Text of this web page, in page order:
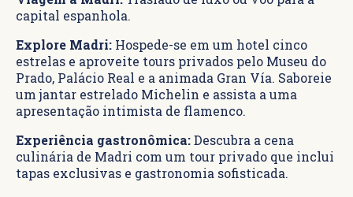
capital espanhola.
Explore Madri: Hospede-se em um hotel cinco
estrelas e aproveite tours privados pelo Museu do
Prado, Palácio Real e a animada Gran Vía. Saboreie
um jantar estrelado Michelin e assista a uma
apresentação intimista de flamenco.
Experiência gastronômica:Descubra a cena
culinária de Madri com um tour privado que inclui
tapas exclusivas e gastronomia sofisticada.